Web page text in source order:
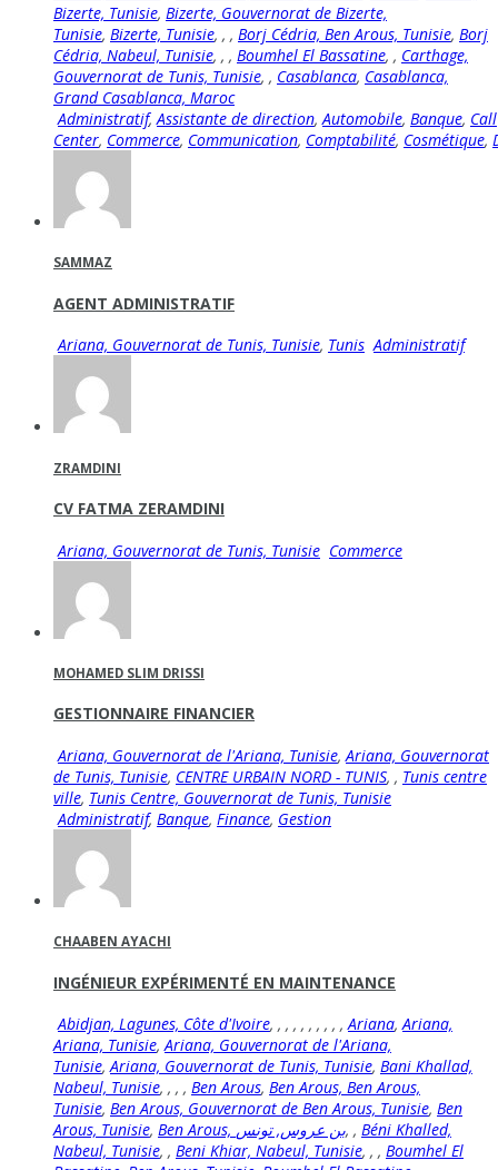
Bizerte, Tunisie, Bizerte, Gouvernorat de Bizerte,
Tunisie, Bizerte, Tunisie, , , Borj Cédria, Ben Arous, Tunisie, Borj
Cédria, Nabeul, Tunisie, , , Boumhel El Bassatine, , Carthage,
Gouvernorat de Tunis, Tunisie, , Casablanca, Casablanca,
Grand Casablanca, Maroc
Administratif, Assistante de direction, Automobile, Banque, Call
Center, Commerce, Communication, Comptabilité, Cosmétique,
SAMMAZ
AGENT ADMINISTRATIF
Ariana, Gouvernorat de Tunis, Tunisie, Tunis Administratif
ZRAMDINI
CV FATMA ZERAMDINI
Ariana, Gouvernorat de Tunis, Tunisie Commerce
MOHAMED SLIM DRISSI
GESTIONNAIRE FINANCIER
Ariana, Gouvernorat de l'Ariana, Tunisie,Ariana, Gouvernorat
de Tunis, Tunisie, CENTRE URBAIN NORD - TUNIS, , Tunis centre
ville, Tunis Centre, Gouvernorat de Tunis, Tunisie
Administratif, Banque, Finance, Gestion
CHAABEN AYACHI
INGÉNIEUR EXPÉRIMENTÉ EN MAINTENANCE
Abidjan, Lagunes, Côte d'Ivoire, , , , , , , , , ,Ariana,Ariana,
Ariana, Tunisie,Ariana, Gouvernorat de l'Ariana,
Tunisie,Ariana, Gouvernorat de Tunis, Tunisie, Bani Khallad,
Nabeul, Tunisie, , , , Ben Arous, Ben Arous, Ben Arous,
Tunisie, Ben Arous, Gouvernorat de Ben Arous, Tunisie, Ben
Arous, Tunisie, , , Béni Khalled,
Nabeul, Tunisie, , Beni Khiar, Nabeul, Tunisie, , , Boumhel El